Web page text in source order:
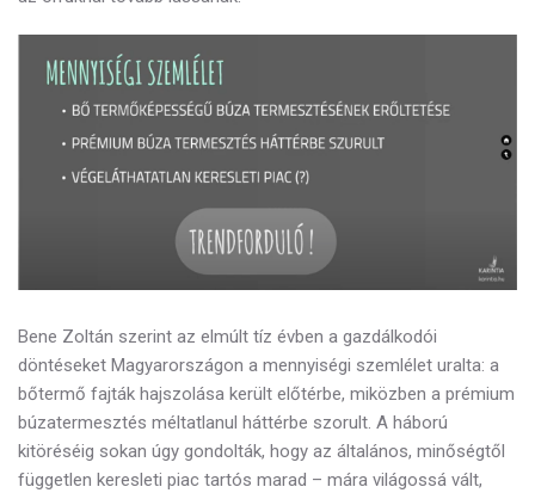
Bene Zoltán szerint az elmúlt tíz évben a gazdálkodói
döntéseket Magyarországon a mennyiségi szemlélet uralta: a
bőtermő fajták hajszolása került előtérbe, miközben a prémium
búzatermesztés méltatlanul háttérbe szorult. A háború
kitöréséig sokan úgy gondolták, hogy az általános, minőségtől
független keresleti piac tartós marad – mára világossá vált,